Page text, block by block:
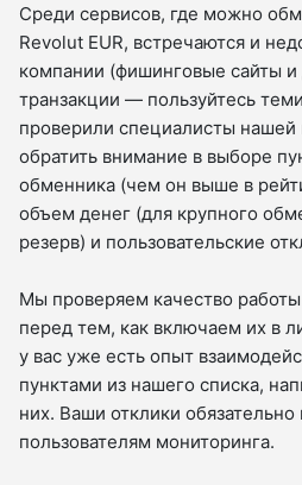
Среди сервисов, где можно
Revolut EUR, встречаются и
компании (фишинговые сайты и
транзакции — пользуйтесь
проверили специалисты
обратить внимание в выборе
обменника (чем он выше в
объем денег (для крупного
резерв) и пользовательские
Мы проверяем качество
перед тем, как включаем их в
у вас уже есть опыт
пунктами из нашего списка,
них. Ваши отклики
пользователям мониторинга.